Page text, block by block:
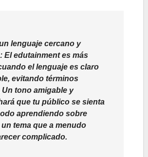
lenguaje cercano y
El edutainment es más
el lenguaje es claro
evitando términos
tono amigable y
que tu público se sienta
aprendiendo sobre
tema que a menudo
complicado.